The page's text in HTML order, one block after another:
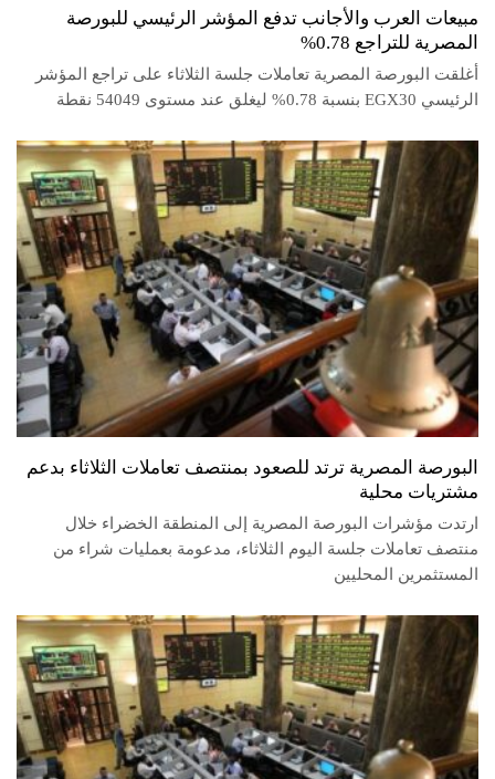
مبيعات العرب والأجانب تدفع المؤشر الرئيسي للبورصة
المصرية للتراجع 0.78%
أغلقت البورصة المصرية تعاملات جلسة الثلاثاء على تراجع المؤشر
الرئيسي EGX30 بنسبة 0.78% ليغلق عند مستوى 54049 نقطة
البورصة المصرية ترتد للصعود بمنتصف تعاملات الثلاثاء بدعم
مشتريات محلية
ارتدت مؤشرات البورصة المصرية إلى المنطقة الخضراء خلال
منتصف تعاملات جلسة اليوم الثلاثاء، مدعومة بعمليات شراء من
المستثمرين المحليين